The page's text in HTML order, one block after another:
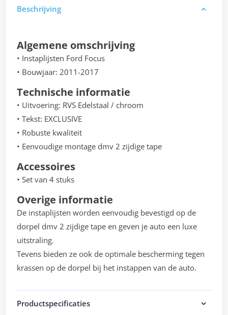
Beschrijving
Algemene omschrijving
• Instaplijsten Ford Focus
• Bouwjaar: 2011-2017
Technische informatie
• Uitvoering: RVS Edelstaal / chroom
• Tekst: EXCLUSIVE
• Robuste kwaliteit
• Eenvoudige montage dmv 2 zijdige tape
Accessoires
• Set van 4 stuks
Overige informatie
De instaplijsten worden eenvoudig bevestigd op de
dorpel dmv 2 zijdige tape en geven je auto een luxe
uitstraling.
Tevens bieden ze ook de optimale bescherming tegen
krassen op de dorpel bij het instappen van de auto.
Productspecificaties